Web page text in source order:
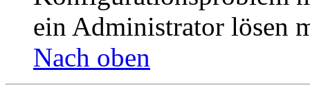
ein Administrator lösen
Nach oben